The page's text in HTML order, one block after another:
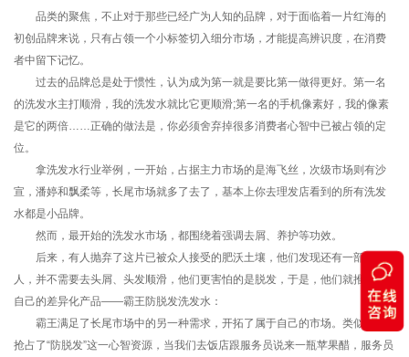
品类的聚焦，不止对于那些已经广为人知的品牌，对于面临着一片红海的
初创品牌来说，只有占领一个小标签切入细分市场，才能提高辨识度，在消费
者中留下记忆。
过去的品牌总是处于惯性，认为成为第一就是要比第一做得更好。第一名
的洗发水主打顺滑，我的洗发水就比它更顺滑;第一名的手机像素好，我的像素
是它的两倍……正确的做法是，你必须舍弃掉很多消费者心智中已被占领的定
位。
拿洗发水行业举例，一开始，占据主力市场的是海飞丝，次级市场则有沙
宣，潘婷和飘柔等，长尾市场就多了去了，基本上你去理发店看到的所有洗发
水都是小品牌。
然而，最开始的洗发水市场，都围绕着强调去屑、养护等功效。
后来，有人抛弃了这片已被众人接受的肥沃土壤，他们发现还有一部分
人，并不需要去头屑、头发顺滑，他们更害怕的是脱发，于是，他们就推出了
自己的差异化产品——霸王防脱发洗发水：
霸王满足了长尾市场中的另一种需求，开拓了属于自己的市场。类似霸王
抢占了“防脱发”这一心智资源，当我们去饭店跟服务员说来一瓶苹果醋，服务员